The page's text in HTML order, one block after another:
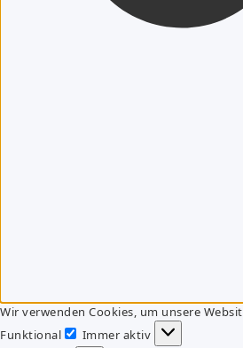
Wir verwenden Cookies, um unsere
Funktional
Funktional
Immer aktiv